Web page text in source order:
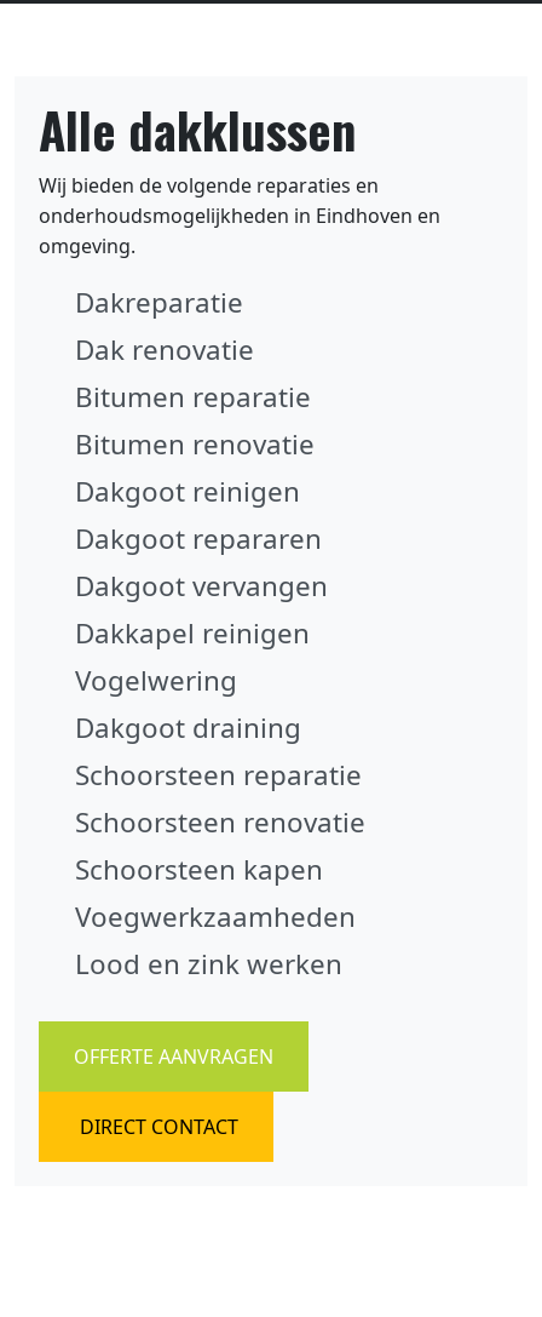
Alle dakklussen
Wij bieden de volgende reparaties en
onderhoudsmogelijkheden in Eindhoven en
omgeving.
Dakreparatie
Dak renovatie
Bitumen reparatie
Bitumen renovatie
Dakgoot reinigen
Dakgoot repararen
Dakgoot vervangen
Dakkapel reinigen
Vogelwering
Dakgoot draining
Schoorsteen reparatie
Schoorsteen renovatie
Schoorsteen kapen
Voegwerkzaamheden
Lood en zink werken
OFFERTE AANVRAGEN
DIRECT CONTACT